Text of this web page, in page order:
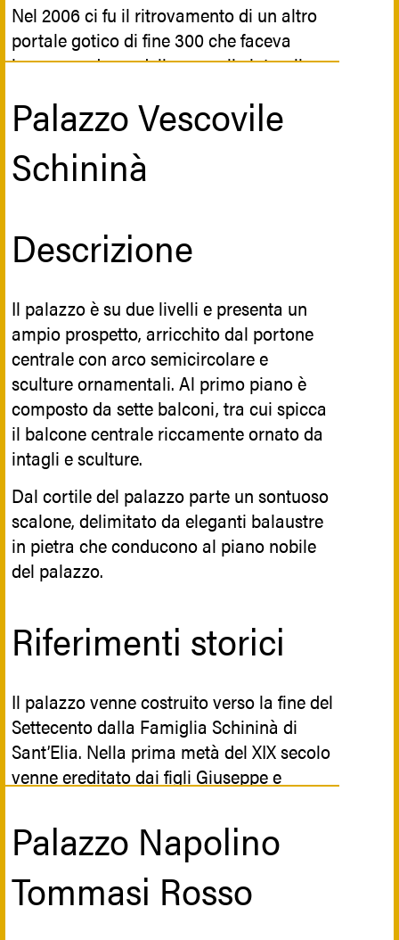
Nel 2006 ci fu il ritrovamento di un altro
portale gotico di fine 300 che faceva
ingresso ad una delle cappelle laterali, e
cripta sotterranea con reliquie dei monaci
carmelitani.
Il quadro della Madonna è un particolare
unico dell'iconografia cristiana: la scena
contiene la Madonna che tiene il
bambino con un braccio e con l'altra
mano porge lo scapolare, circondata da
12 angeli; nella parte inferiore abbiamo i
santi e da cornice ci sono dieci piccoli
riquadri, raffiguranti storie della Vergine.
Nel margine inferiore della tela è
glorificata la devozione alla Vergine del
Carmelo.
Palazzo Vescovile
Schininà
Descrizione
Il palazzo è su due livelli e presenta un
ampio prospetto, arricchito dal portone
centrale con arco semicircolare e
sculture ornamentali. Al primo piano è
composto da sette balconi, tra cui spicca
il balcone centrale riccamente ornato da
intagli e sculture.
Dal cortile del palazzo parte un sontuoso
scalone, delimitato da eleganti balaustre
in pietra che conducono al piano nobile
del palazzo.
Riferimenti storici
Il palazzo venne costruito verso la fine del
Settecento dalla Famiglia Schininà di
Sant’Elia. Nella prima metà del XIX secolo
venne ereditato dai figli Giuseppe e
dove nell'ala sud, nel 1841, nacque la
Beata Maria Schininà del Sacro Cuore.
L'ala nord, invece, dal 1926 al 1935 fu sede
della Prefettura della nuova Provincia di
Palazzo Napolino
Tommasi Rosso